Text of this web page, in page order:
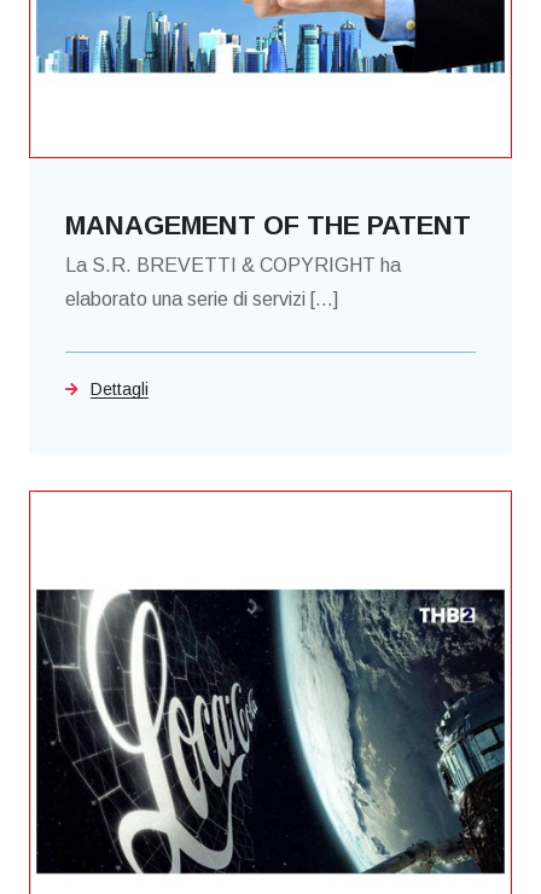
MANAGEMENT OF THE PATENT
La S.R. BREVETTI & COPYRIGHT ha
elaborato una serie di servizi [...]
Dettagli